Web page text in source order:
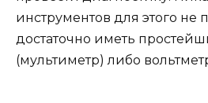
инструментов для этого не
достаточно иметь
(мультиметр) либо